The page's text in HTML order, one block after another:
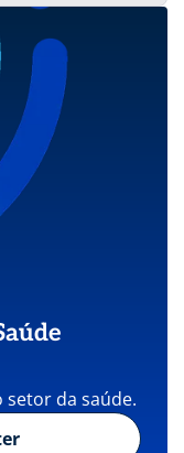
setor da saúde.